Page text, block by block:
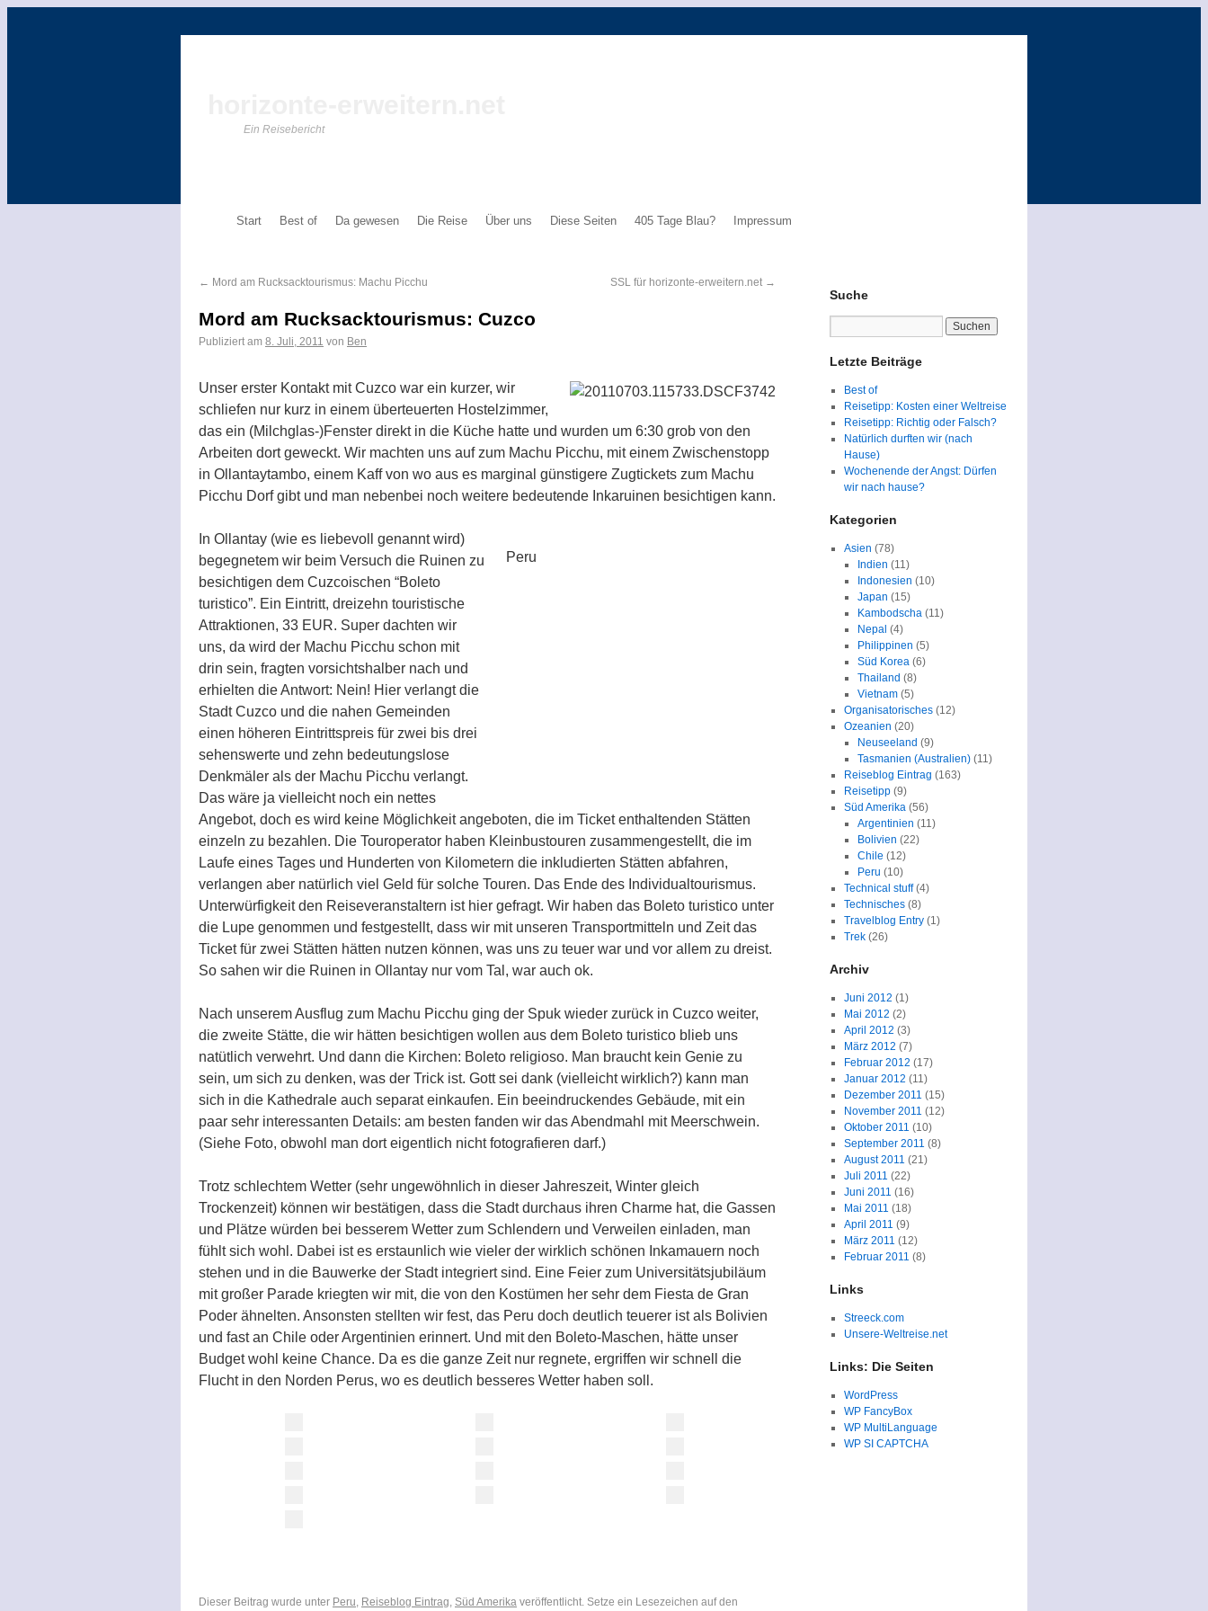
Ein Reisebericht
Start Best of Da gewesen Die Reise Über uns Diese Seiten 405 Tage Blau? Impressum
← Mord am Rucksacktourismus: Machu Picchu SSL für horizonte-erweitern.net →
Mord am Rucksacktourismus: Cuzco
Publiziert am 8. Juli, 2011 von Ben
Unser erster Kontakt mit Cuzco war ein kurzer, wir
schliefen nur kurz in einem überteuerten Hostelzimmer,
das ein (Milchglas-)Fenster direkt in die Küche hatte und wurden um 6:30 grob von den
Arbeiten dort geweckt. Wir machten uns auf zum Machu Picchu, mit einem Zwischenstopp
in Ollantaytambo, einem Kaff von wo aus es marginal günstigere Zugtickets zum Machu
Picchu Dorf gibt und man nebenbei noch weitere bedeutende Inkaruinen besichtigen kann.
Peru
In Ollantay (wie es liebevoll genannt wird)
begegnetem wir beim Versuch die Ruinen zu
besichtigen dem Cuzcoischen “Boleto
turistico”. Ein Eintritt, dreizehn touristische
Attraktionen, 33 EUR. Super dachten wir
uns, da wird der Machu Picchu schon mit
drin sein, fragten vorsichtshalber nach und
erhielten die Antwort: Nein! Hier verlangt die
Stadt Cuzco und die nahen Gemeinden
einen höheren Eintrittspreis für zwei bis drei
sehenswerte und zehn bedeutungslose
Denkmäler als der Machu Picchu verlangt.
Das wäre ja vielleicht noch ein nettes
Angebot, doch es wird keine Möglichkeit angeboten, die im Ticket enthaltenden Stätten
einzeln zu bezahlen. Die Touroperator haben Kleinbustouren zusammengestellt, die im
Laufe eines Tages und Hunderten von Kilometern die inkludierten Stätten abfahren,
verlangen aber natürlich viel Geld für solche Touren. Das Ende des Individualtourismus.
Unterwürfigkeit den Reiseveranstaltern ist hier gefragt. Wir haben das Boleto turistico unter
die Lupe genommen und festgestellt, dass wir mit unseren Transportmitteln und Zeit das
Ticket für zwei Stätten hätten nutzen können, was uns zu teuer war und vor allem zu dreist.
So sahen wir die Ruinen in Ollantay nur vom Tal, war auch ok.
Nach unserem Ausflug zum Machu Picchu ging der Spuk wieder zurück in Cuzco weiter,
die zweite Stätte, die wir hätten besichtigen wollen aus dem Boleto turistico blieb uns
natütlich verwehrt. Und dann die Kirchen: Boleto religioso. Man braucht kein Genie zu
sein, um sich zu denken, was der Trick ist. Gott sei dank (vielleicht wirklich?) kann man
sich in die Kathedrale auch separat einkaufen. Ein beeindruckendes Gebäude, mit ein
paar sehr interessanten Details: am besten fanden wir das Abendmahl mit Meerschwein.
(Siehe Foto, obwohl man dort eigentlich nicht fotografieren darf.)
Trotz schlechtem Wetter (sehr ungewöhnlich in dieser Jahreszeit, Winter gleich
Trockenzeit) können wir bestätigen, dass die Stadt durchaus ihren Charme hat, die Gassen
und Plätze würden bei besserem Wetter zum Schlendern und Verweilen einladen, man
fühlt sich wohl. Dabei ist es erstaunlich wie vieler der wirklich schönen Inkamauern noch
stehen und in die Bauwerke der Stadt integriert sind. Eine Feier zum Universitätsjubiläum
mit großer Parade kriegten wir mit, die von den Kostümen her sehr dem Fiesta de Gran
Poder ähnelten. Ansonsten stellten wir fest, das Peru doch deutlich teuerer ist als Bolivien
und fast an Chile oder Argentinien erinnert. Und mit den Boleto-Maschen, hätte unser
Budget wohl keine Chance. Da es die ganze Zeit nur regnete, ergriffen wir schnell die
Flucht in den Norden Perus, wo es deutlich besseres Wetter haben soll.
Dieser Beitrag wurde unter Peru, Reiseblog Eintrag, Süd Amerika veröffentlicht. Setze ein Lesezeichen auf den
Suche
Letzte Beiträge
Best of
Reisetipp: Kosten einer Weltreise
Reisetipp: Richtig oder Falsch?
Natürlich durften wir (nach
Hause)
Wochenende der Angst: Dürfen
wir nach hause?
Kategorien
Asien (78)
Indien (11)
Indonesien (10)
Japan (15)
Kambodscha (11)
Nepal (4)
Philippinen (5)
Süd Korea (6)
Thailand (8)
Vietnam (5)
Organisatorisches(12)
Ozeanien (20)
Neuseeland (9)
Tasmanien (Australien) (11)
Reiseblog Eintrag (163)
Reisetipp(9)
Süd Amerika(56)
Argentinien (11)
Bolivien (22)
Chile (12)
Peru (10)
Technical stuff(4)
Technisches(8)
Travelblog Entry(1)
Trek(26)
Archiv
Juni 2012 (1)
Mai 2012 (2)
April 2012 (3)
März 2012 (7)
Februar 2012 (17)
Januar 2012 (11)
Dezember 2011 (15)
November 2011 (12)
Oktober 2011 (10)
September 2011 (8)
August 2011 (21)
Juli 2011 (22)
Juni 2011 (16)
Mai 2011 (18)
April 2011 (9)
März 2011 (12)
Februar 2011 (8)
Links
Streeck.com
Unsere-Weltreise.net
Links: Die Seiten
WordPress
WP FancyBox
WP MultiLanguage
WP SI CAPTCHA